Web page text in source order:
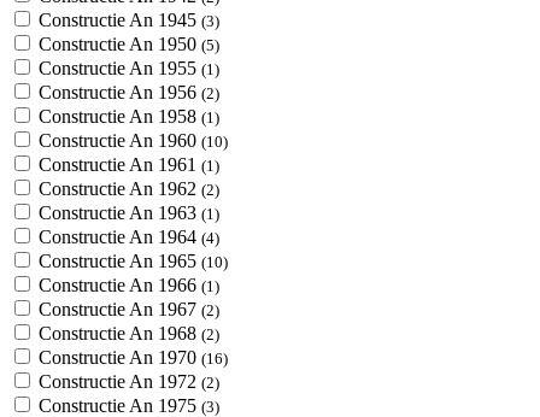
Constructie An 1945 (3)
Constructie An 1950 (5)
Constructie An 1955 (1)
Constructie An 1956 (2)
Constructie An 1958 (1)
Constructie An 1960 (10)
Constructie An 1961 (1)
Constructie An 1962 (2)
Constructie An 1963 (1)
Constructie An 1964 (4)
Constructie An 1965 (10)
Constructie An 1966 (1)
Constructie An 1967 (2)
Constructie An 1968 (2)
Constructie An 1970 (16)
Constructie An 1972 (2)
Constructie An 1975 (3)